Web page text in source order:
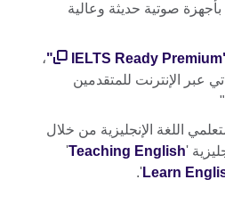
صوتية حديثة وعالية
IELTS Ready Premium
"،
عبر الإنترنت للمتقدمين
اللغة الإنجليزية من خلال
'
Teaching English
'
'.